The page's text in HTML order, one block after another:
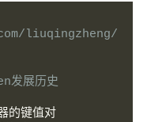
liuqingzheng/
展历史
的键值对